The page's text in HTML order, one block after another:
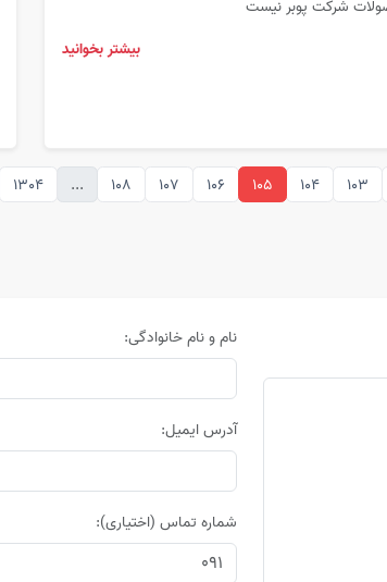
شرکت پوبر نیست
بیشتر بخوانید
103
104
105
106
107
108
...
1304
نام و نام خانوادگی:
آدرس ایمیل:
شماره تماس (اختیاری):